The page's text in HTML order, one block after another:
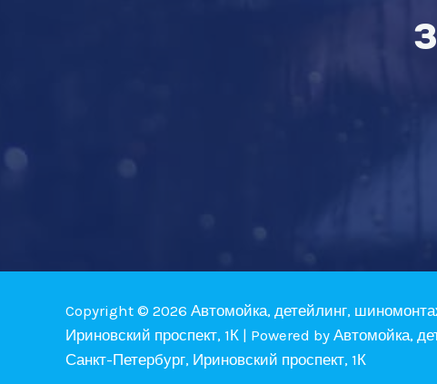
Copyright © 2026 Автомойка, детейлинг,
Ириновский проспект, 1К | Powered by Автомойка,
Санкт-Петербург, Ириновский проспект, 1К